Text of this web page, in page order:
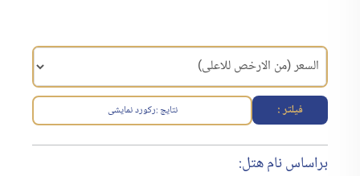
فیلتر : نتایج :رکورد نمایشی
براساس نام هتل: